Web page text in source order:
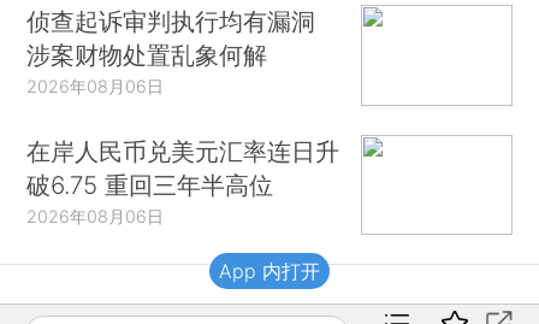
侦查起诉审判执行均有漏洞
涉案财物处置乱象何解
2026年08月06日
在岸人民币兑美元汇率连日升
破6.75 重回三年半高位
2026年08月06日
App 内打开